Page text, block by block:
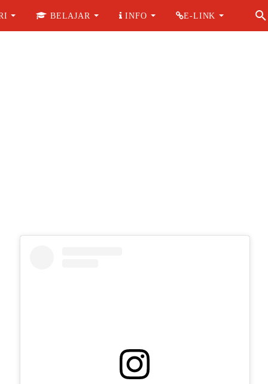
BELAJAR INFO E-LINK